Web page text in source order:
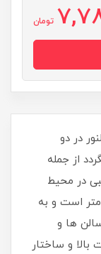
تومان
1 165 وات گلنور در دو
از جمله
در محیط
های تجاری و صنعتی با ارتفاع بیش از 4 متر است و به
ها و
و ساختار